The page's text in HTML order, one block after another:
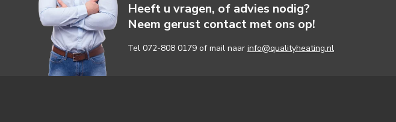
Heeft u vragen, of advies nodig?
Neem gerust contact met ons op!
Tel 072-808 0179 of mail naar info@qualityheating.nl